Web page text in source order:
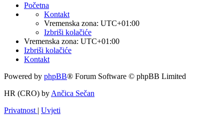
Početna
Kontakt
Vremenska zona: UTC+01:00
Izbriši kolačiće
Vremenska zona: UTC+01:00
Izbriši kolačiće
Kontakt
Powered by phpBB® Forum Software © phpBB Limited
HR (CRO) by Ančica Sečan
Privatnost | Uvjeti